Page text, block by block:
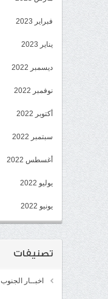
فبراير 2023
يناير 2023
ديسمبر 2022
نوفمبر 2022
أكتوبر 2022
سبتمبر 2022
أغسطس 2022
يوليو 2022
يونيو 2022
تصنيفات
اخبــار الجنوب